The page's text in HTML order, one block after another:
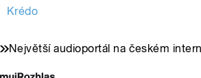
Krédo
Největší audioportál na českém